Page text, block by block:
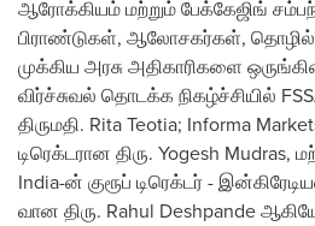
ஆரோக்கியம் மற்றும் பேக்கேஜிங்
பிராண்டுகள், ஆலோசகர்கள், தொழில்
முக்கிய அரசு அதிகாரிகளை
விர்ச்சுவல் தொடக்க நிகழ்ச்சியில்
திருமதி. Rita Teotia; Informa
டிரெக்டரான திரு. Yogesh Mudras,
India-ன் குரூப் டிரெக்டர் -
வான திரு. Rahul Deshpande